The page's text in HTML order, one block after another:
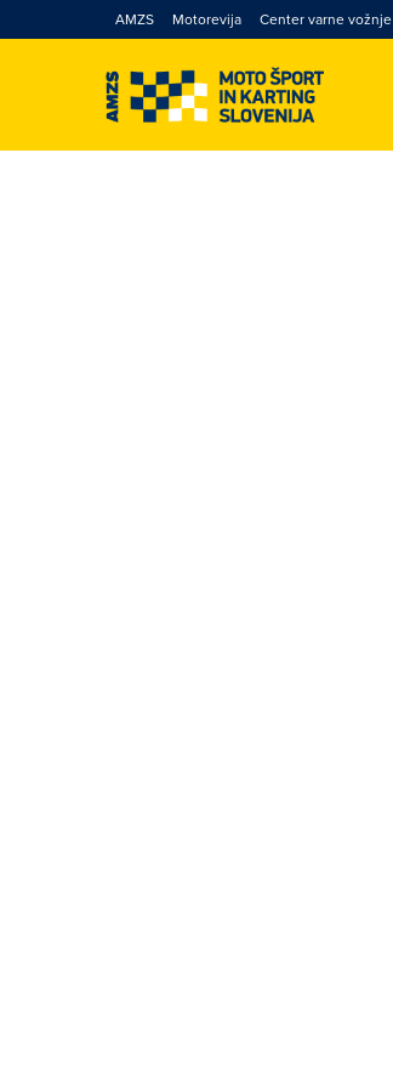
AMZS Motorevija Center varne vožnje